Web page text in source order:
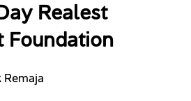
Realest
Foundation